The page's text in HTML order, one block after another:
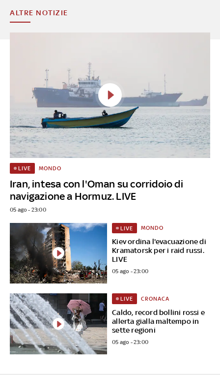
ALTRE NOTIZIE
Iran, intesa con l'Oman su corridoio di
navigazione a Hormuz. LIVE
LIVE MONDO
05 ago - 23:00
Kiev ordina l'evacuazione di
Kramatorsk per i raid russi.
LIVE
LIVE MONDO
05 ago - 23:00
Caldo, record bollini rossi e
allerta gialla maltempo in
sette regioni
LIVE CRONACA
05 ago - 23:00